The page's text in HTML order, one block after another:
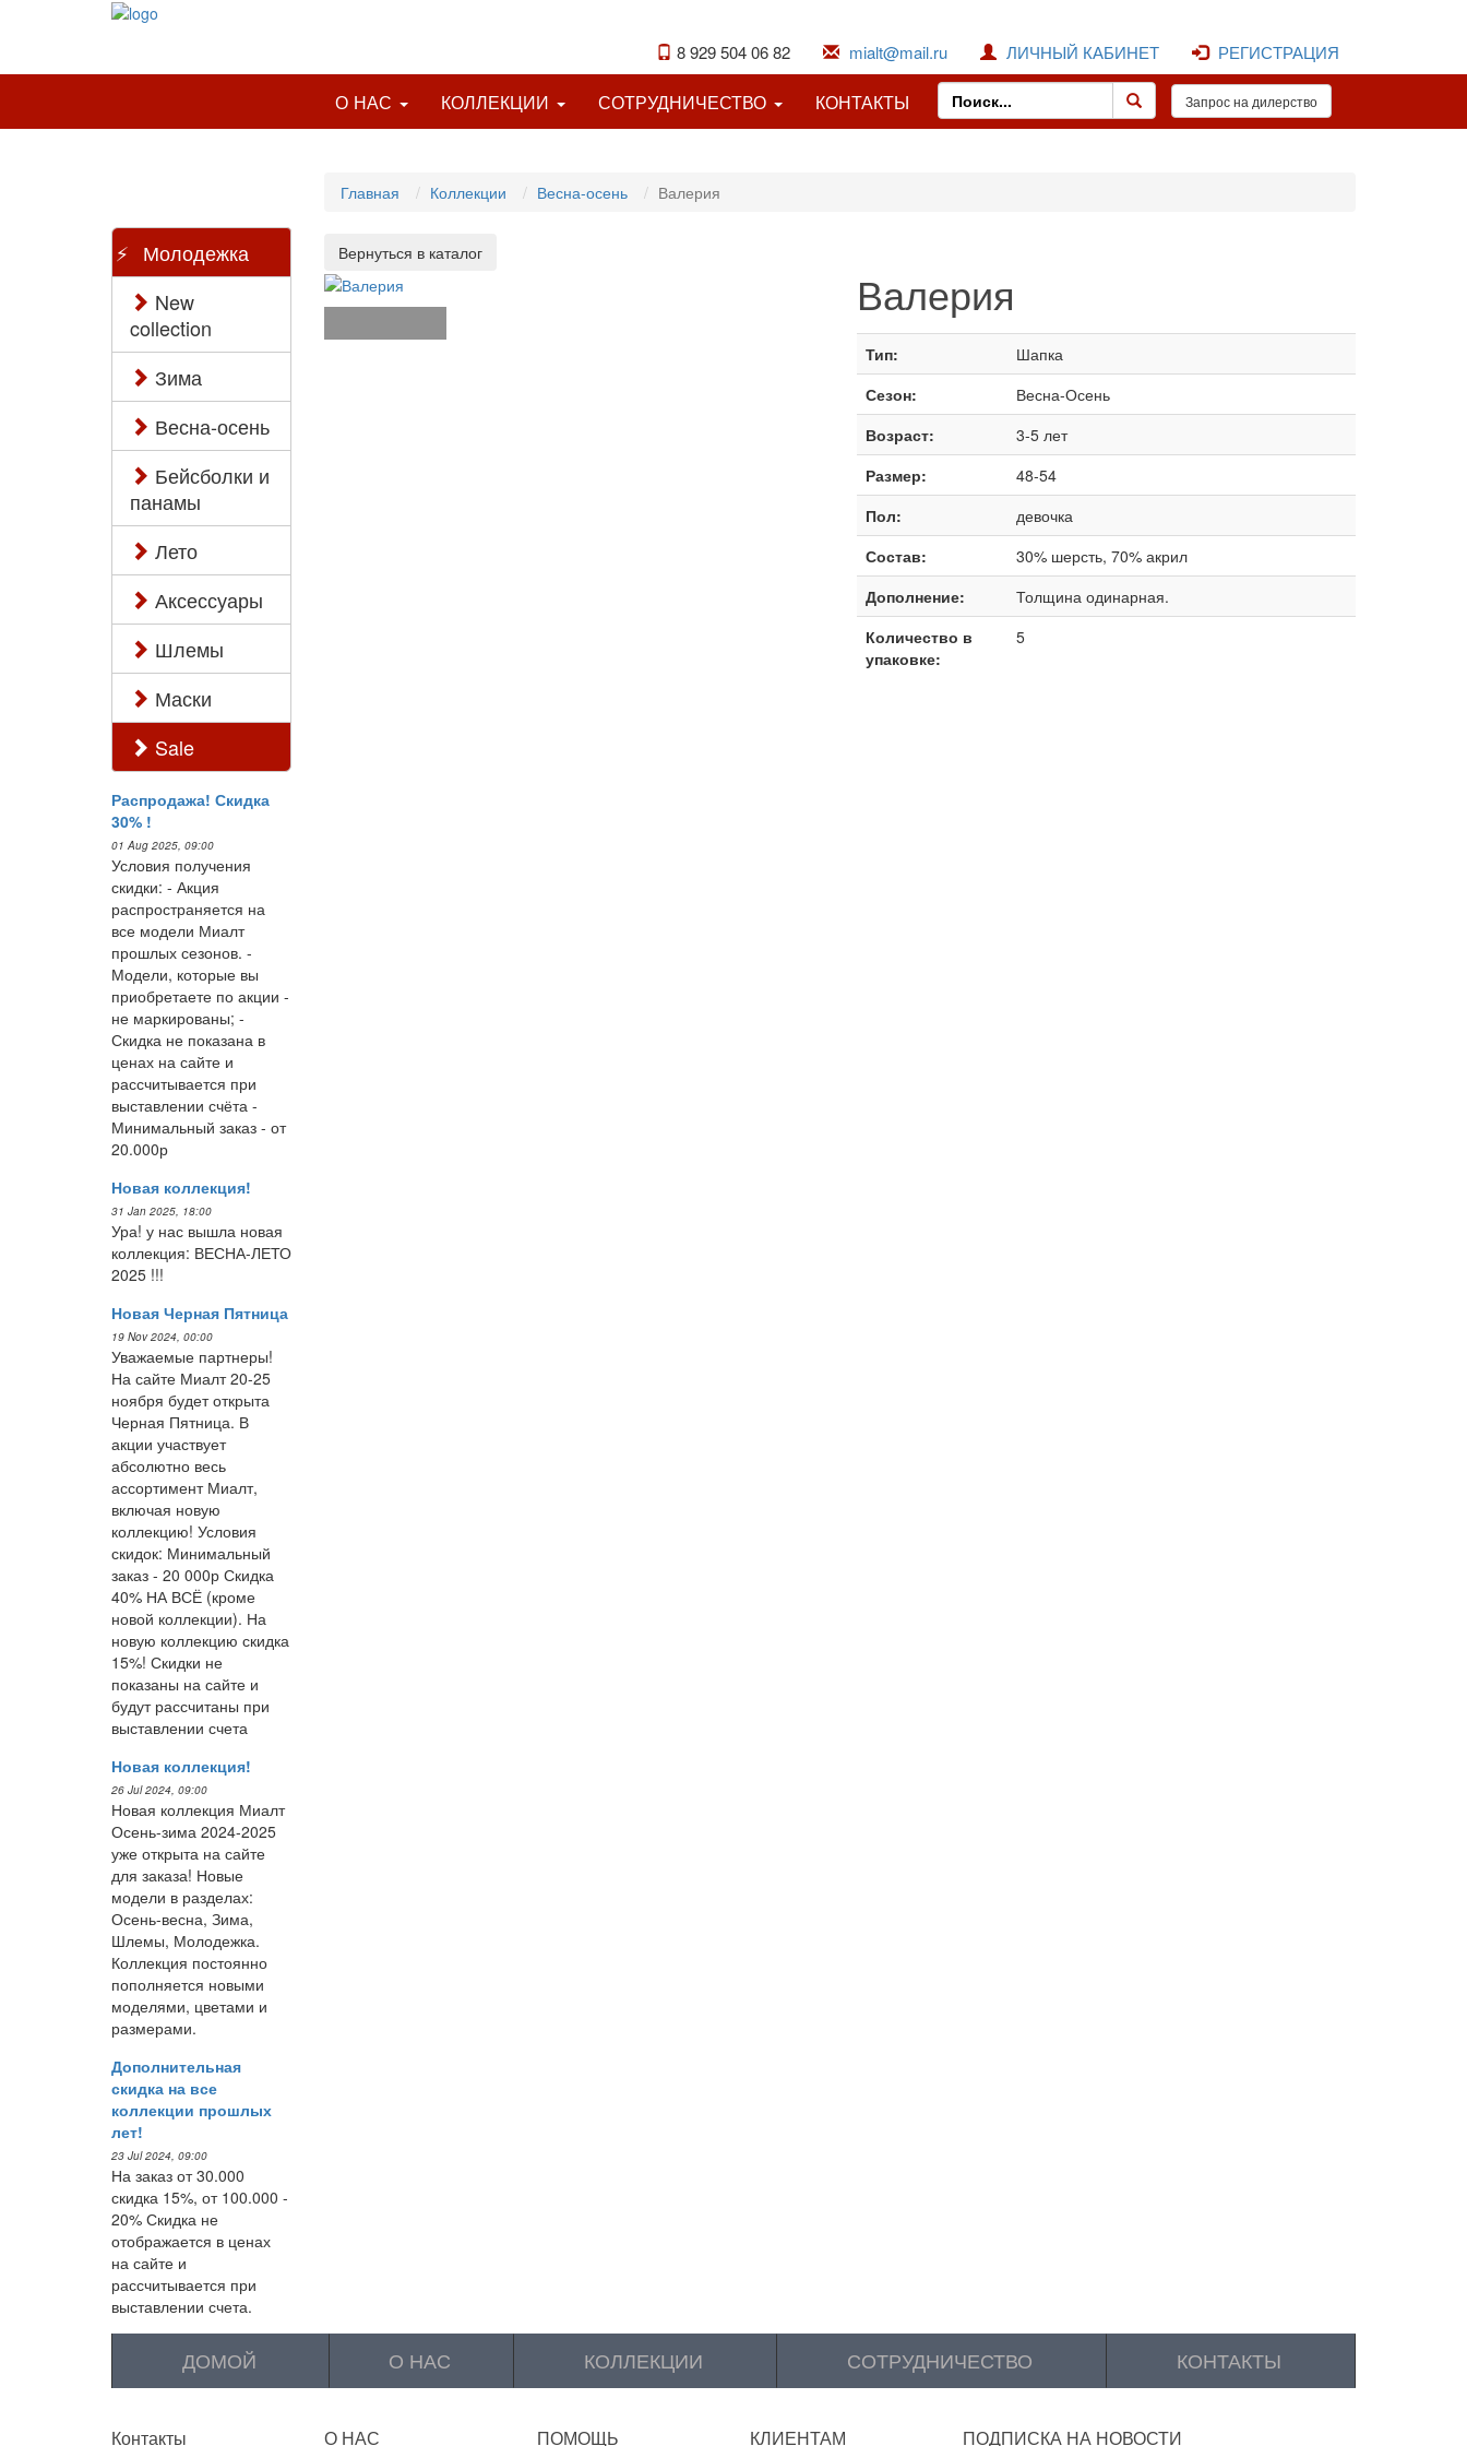
РЕГИСТРАЦИЯ
ЛИЧНЫЙ КАБИНЕТ
mialt@mail.ru
8 929 504 06 82
О НАС КОЛЛЕКЦИИ СОТРУДНИЧЕСТВО КОНТАКТЫ
Молодежка
New
collection
Зима
Весна-осень
Бейсболки и
панамы
Лето
Аксессуары
Шлемы
Маски
Sale
Распродажа! Скидка
30% !
01 Aug 2025, 09:00
Условия получения
скидки: - Акция
распространяется на
все модели Миалт
прошлых сезонов. -
Модели, которые вы
приобретаете по акции -
не маркированы; -
Скидка не показана в
ценах на сайте и
рассчитывается при
выставлении счёта -
Минимальный заказ - от
20.000р
Новая коллекция!
31 Jan 2025, 18:00
Ура! у нас вышла новая
коллекция: ВЕСНА-ЛЕТО
2025 !!!
Новая Черная Пятница
19 Nov 2024, 00:00
Уважаемые партнеры!
На сайте Миалт 20-25
ноября будет открыта
Черная Пятница. В
акции участвует
абсолютно весь
ассортимент Миалт,
включая новую
коллекцию! Условия
скидок: Минимальный
заказ - 20 000р Скидка
40% НА ВСЁ (кроме
новой коллекции). На
новую коллекцию скидка
15%! Скидки не
показаны на сайте и
будут рассчитаны при
выставлении счета
Новая коллекция!
26 Jul 2024, 09:00
Новая коллекция Миалт
Осень-зима 2024-2025
уже открыта на сайте
для заказа! Новые
модели в разделах:
Осень-весна, Зима,
Шлемы, Молодежка.
Коллекция постоянно
пополняется новыми
моделями, цветами и
размерами.
Дополнительная
скидка на все
коллекции прошлых
лет!
23 Jul 2024, 09:00
На заказ от 30.000
скидка 15%, от 100.000 -
20% Скидка не
отображается в ценах
на сайте и
рассчитывается при
выставлении счета.
Главная Коллекции Весна-осень Валерия
Валерия
Тип:
Шапка
Сезон:
Весна-Осень
Возраст:
3-5 лет
Размер:
48-54
Пол:
девочка
Состав:
30% шерсть, 70% акрил
Дополнение:
Толщина одинарная.
Количество в
упаковке:
5
ДОМОЙ О НАС КОЛЛЕКЦИИ СОТРУДНИЧЕСТВО КОНТАКТЫ
Контакты О НАС ПОМОЩЬ КЛИЕНТАМ ПОДПИСКА НА НОВОСТИ